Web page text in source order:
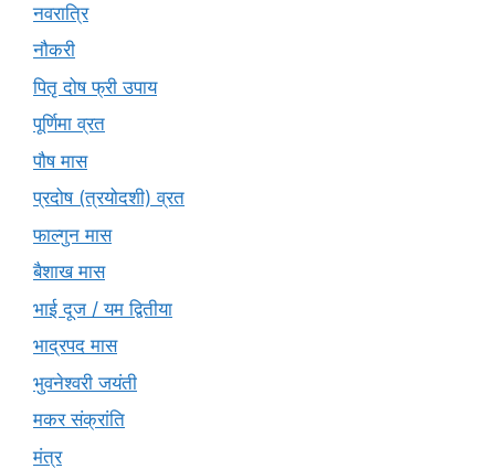
नवरात्रि
नौकरी
पितृ दोष फ्री उपाय
पूर्णिमा व्रत
पौष मास
प्रदोष (त्रयोदशी) व्रत
फाल्गुन मास
बैशाख मास
भाई दूज / यम द्वितीया
भाद्रपद मास
भुवनेश्वरी जयंती
मकर संक्रांति
मंत्र